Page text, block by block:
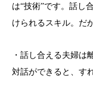
は“技術”です。話し
けられるスキル。だ
・話し合える夫婦は
対話ができると、す